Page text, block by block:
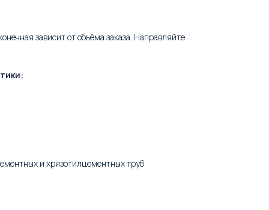
зависит от объёма заказа. Направляйте
и хризотилцементных труб